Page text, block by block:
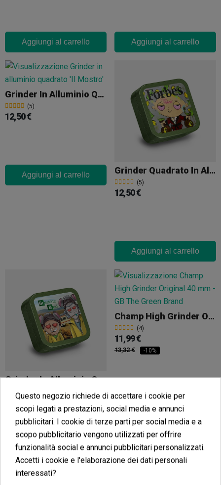
Aggiungi al carrello Aggiungi al carrello
Grinder In Alluminio Quadrato 'Il Mostro'
(5)
12,50 €
Aggiungi al carrello Grinder Quadrato In Alluminio Forbes
(5)
12,50 €
Aggiungi al carrello
Grinder In Alluminio Quadrato Breaking Bud
(5)
12,50 €
Aggiungi al carrello
Champ High Grinder Original 40 Mm
(4)
11,99 €
13,32 € -10%
Vedi altro
Questo negozio richiede di accettare i cookie per
scopi legati a prestazioni, social media e annunci
pubblicitari. I cookie di terze parti per social media e a
scopo pubblicitario vengono utilizzati per offrire
funzionalità social e annunci pubblicitari personalizzati.
Accetti i cookie e l'elaborazione dei dati personali
interessati?